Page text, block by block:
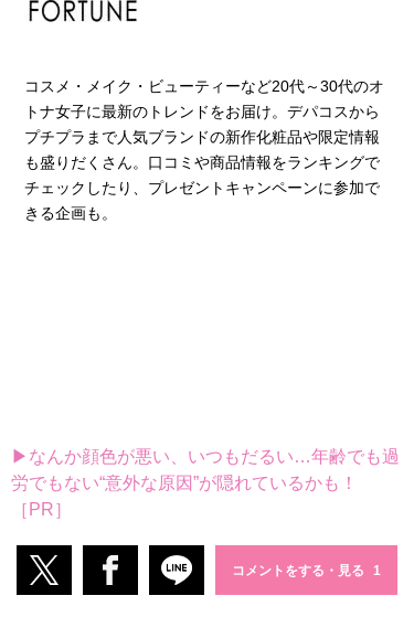
コスメ・メイク・ビューティーなど20代～30代のオ
トナ女子に最新のトレンドをお届け。デパコスから
プチプラまで人気ブランドの新作化粧品や限定情報
も盛りだくさん。口コミや商品情報をランキングで
チェックしたり、プレゼントキャンペーンに参加で
きる企画も。
▶なんか顔色が悪い、いつもだるい…年齢でも過
労でもない“意外な原因”が隠れているかも！
［PR］
コメントをする・見る